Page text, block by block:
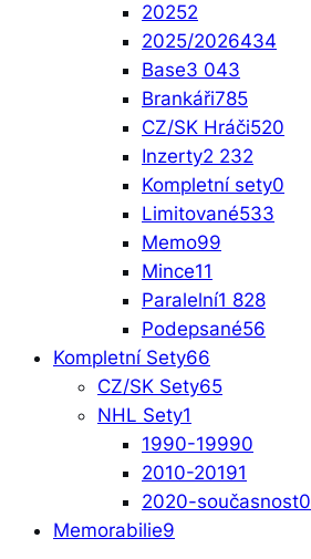
20252
2025/2026434
Base3 043
Brankáři785
CZ/SK Hráči520
Inzerty2 232
Kompletní sety0
Limitované533
Memo99
Mince11
Paralelní1 828
Podepsané56
Kompletní Sety66
CZ/SK Sety65
NHL Sety1
1990-19990
2010-20191
2020-současnost0
Memorabilie9